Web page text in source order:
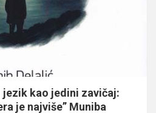
jezik kao jedini zavičaj:
je najviše” Muniba